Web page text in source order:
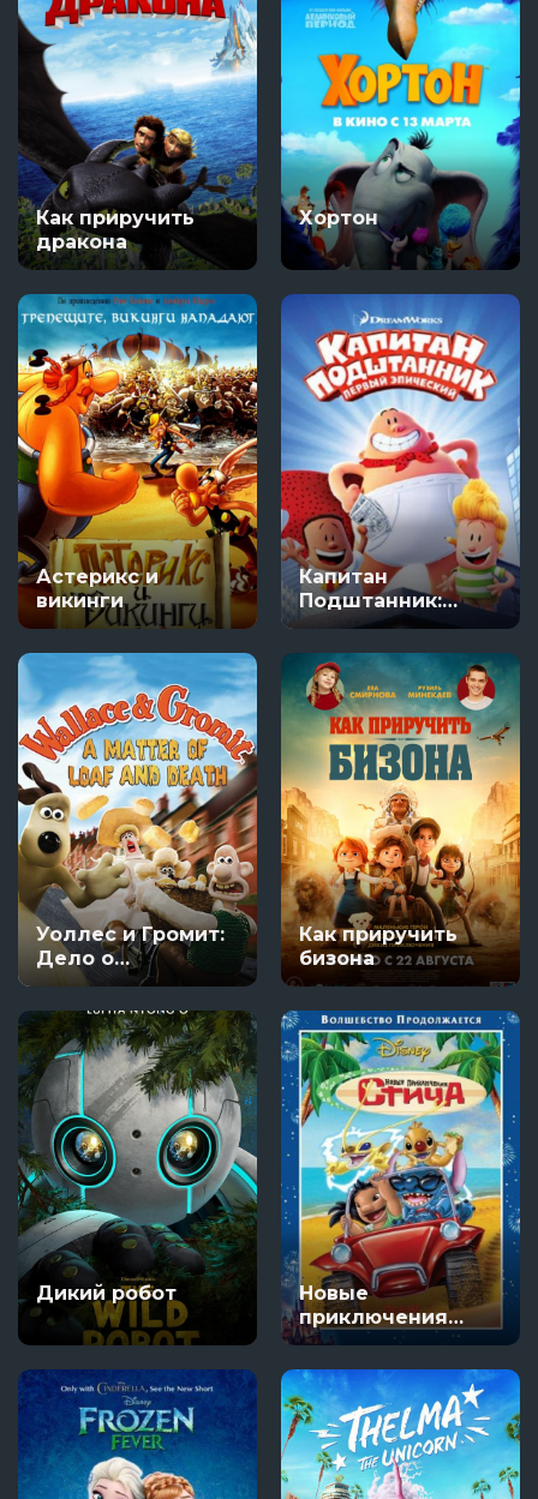
Как приручить
дракона
Хортон
Астерикс и
викинги
Капитан
Подштанник:
Первый эпический
фильм
Уоллес и Громит:
Дело о
смертельной
выпечке
Как приручить
бизона
Дикий робот
Новые
приключения
Стича